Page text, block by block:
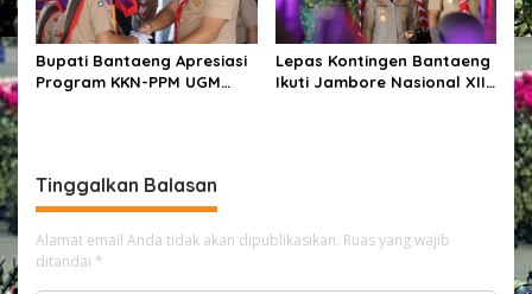
Bupati Bantaeng Apresiasi
Program KKN-PPM UGM
Lepas Kontingen Bantaeng
Ikuti Jambore Nasional XII,
Tinggalkan Balasan
Alamat email Anda tidak akan dipublikasikan. Ruas yang wajib
ditandai *